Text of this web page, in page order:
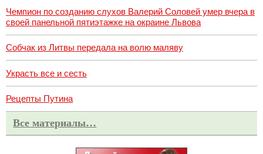
Чемпион по созданию слухов Валерий Соловей умер вчера в
своей панельной пятиэтажке на окраине Львова
Собчак из Литвы передала на волю маляву
Украсть все и сесть
Рецепты Путина
Все материалы…